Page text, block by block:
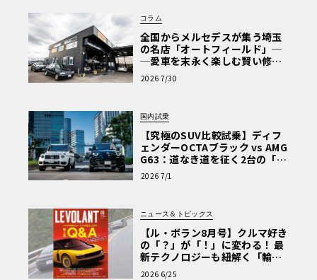
コラム
全国からメルセデスが集う埼玉
の名店「オートフィールド」─
─愛車を末永く楽しむ賢い修理
術と、プロがフックス製オイル
を選ぶ理由〈PR〉
2026 7/30
国内試乗
【究極のSUV比較試乗】ディフ
ェンダーOCTAブラック vs AMG
G63：道なき道を征く2台の「対
極的アプローチ」
2026 7/1
ニュース＆トピックス
【ル・ボラン8月号】クルマ好き
の「？」が「！」に変わる！ 最
新テクノロジーも紐解く「輸入
車Q&A」
2026 6/25